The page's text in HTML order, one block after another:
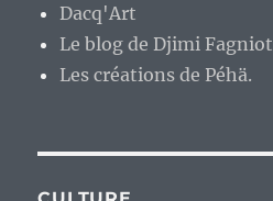
Dacq'Art
Le blog de Djimi Fagniot
Les créations de Péhä.